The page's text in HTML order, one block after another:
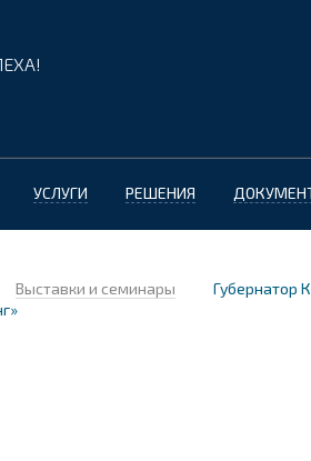
УСЛУГИ РЕШЕНИЯ
Выставки и семинары
Губернатор